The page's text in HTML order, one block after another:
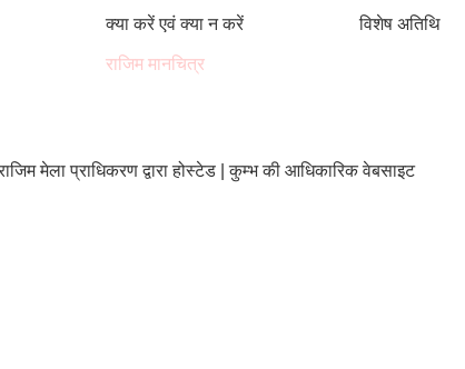
क्या करें एवं क्या न करें
राजिम मानचित्र
विशेष अतिथि
मेला प्राधिकरण द्वारा होस्टेड | कुम्भ की आधिकारिक वेबसाइट